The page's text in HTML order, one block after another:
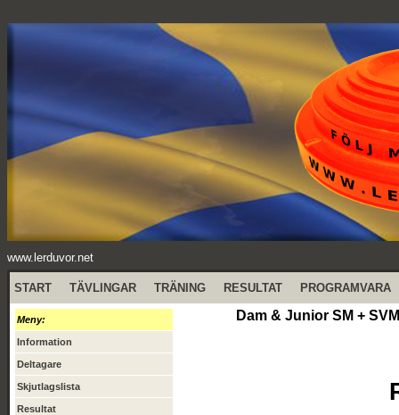
www.lerduvor.net
START TÄVLINGAR TRÄNING RESULTAT PROGRAMVARA
Meny:
Information
Deltagare
Skjutlagslista
Resultat
Dam & Junior SM +